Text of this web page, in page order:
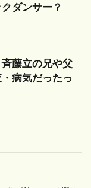
ダンサー？
斉藤立の兄や父
病気だったっ